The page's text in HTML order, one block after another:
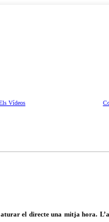
Vídeos
el directe una mitja hora.